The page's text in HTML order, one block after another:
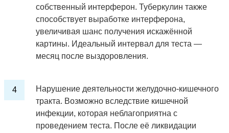
собственный интерферон. Туберкулин также
способствует выработке интерферона,
увеличивая шанс получения искажённой
картины. Идеальный интервал для теста —
месяц после выздоровления.
Нарушение деятельности желудочно-кишечного
тракта. Возможно вследствие кишечной
инфекции, которая неблагоприятна с
проведением теста. После её ликвидации